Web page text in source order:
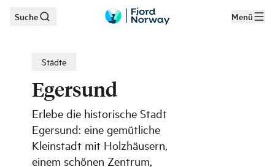
Zum Hauptinhalt
Suche Menü
Städte
Egersund
Erlebe die historische Stadt
Egersund: eine gemütliche
Kleinstadt mit Holzhäusern,
einem schönen Zentrum,